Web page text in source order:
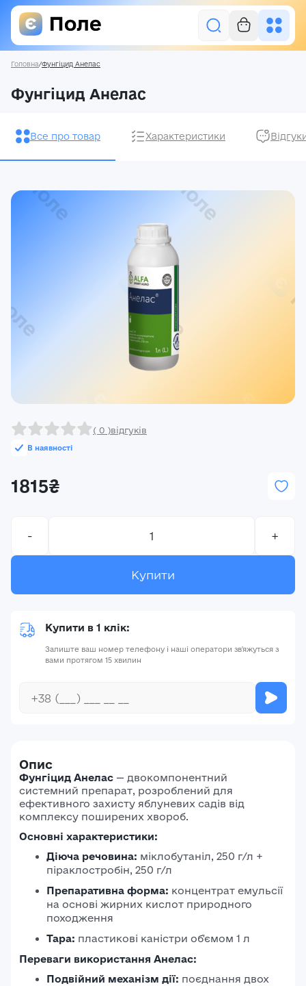
Насіння
Акції
Реєстрація
Ми на зв’язку
Закрити
Головна/Фунгіцид Анелас
Фунгіцид Анелас
Все про товар Характеристики
В наявності
( 0 )відгуків
1815₴
- +
Купити
Купити в 1 клік:
Залиште ваш номер телефону і наші оператори зв'яжуться з
вами протягом 15 хвилин
Опис
Фунгіцид Анелас — двокомпонентний
системний препарат, розроблений для
ефективного захисту яблуневих садів від
комплексу поширених хвороб.
Основні характеристики:
Діюча речовина: міклобутаніл, 250 г/л +
піраклостробін, 250 г/л
Препаративна форма: концентрат емульсії
на основі жирних кислот природного
походження
Тара: пластикові каністри об'ємом 1 л
Переваги використання Анелас:
Подвійний механізм дії: поєднання двох